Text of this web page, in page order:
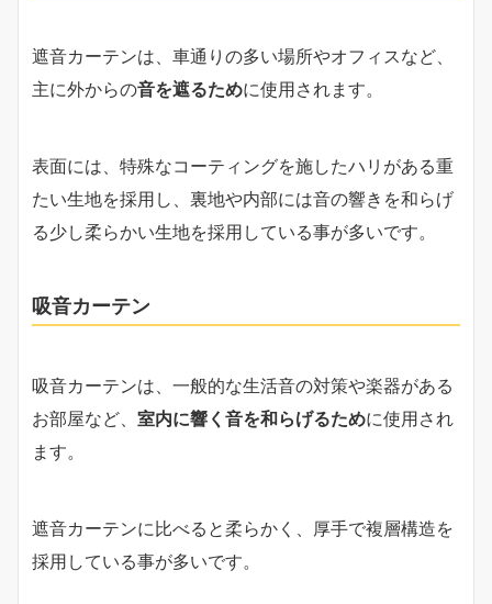
遮音カーテンは、車通りの多い場所やオフィスなど、
主に外からの音を遮るために使用されます。
表面には、特殊なコーティングを施したハリがある重
たい生地を採用し、裏地や内部には音の響きを和らげ
る少し柔らかい生地を採用している事が多いです。
吸音カーテン
吸音カーテンは、一般的な生活音の対策や楽器がある
お部屋など、 室内に響く音を和らげるために使用され
ます。
遮音カーテンに比べると柔らかく、厚手で複層構造を
採用している事が多いです。